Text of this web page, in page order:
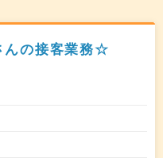
んの接客業務☆